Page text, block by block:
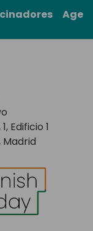
Edificio 1
Madrid